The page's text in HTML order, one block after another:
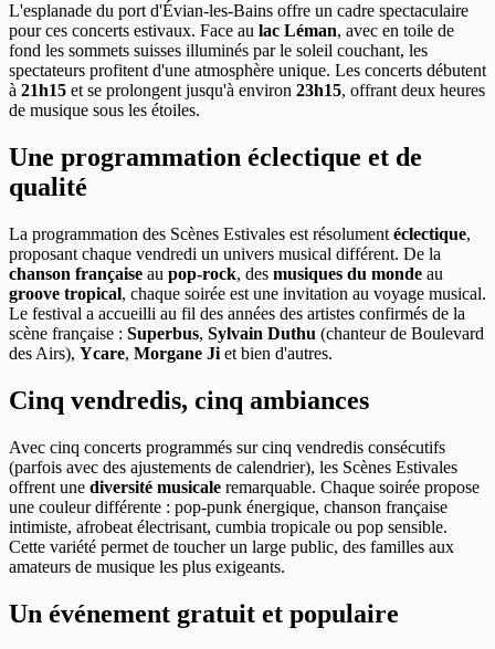
L'esplanade du port d'Évian-les-Bains offre un cadre spectaculaire
pour ces concerts estivaux. Face au lac Léman, avec en toile de
fond les sommets suisses illuminés par le soleil couchant, les
spectateurs profitent d'une atmosphère unique. Les concerts débutent
à 21h15 et se prolongent jusqu'à environ 23h15, offrant deux heures
de musique sous les étoiles.
Une programmation éclectique et de
qualité
La programmation des Scènes Estivales est résolument éclectique,
proposant chaque vendredi un univers musical différent. De la
chanson française au pop-rock, des musiques du monde au
groove tropical, chaque soirée est une invitation au voyage musical.
Le festival a accueilli au fil des années des artistes confirmés de la
scène française : Superbus, Sylvain Duthu (chanteur de Boulevard
des Airs), Ycare, Morgane Ji et bien d'autres.
Cinq vendredis, cinq ambiances
Avec cinq concerts programmés sur cinq vendredis consécutifs
(parfois avec des ajustements de calendrier), les Scènes Estivales
offrent une diversité musicale remarquable. Chaque soirée propose
une couleur différente : pop-punk énergique, chanson française
intimiste, afrobeat électrisant, cumbia tropicale ou pop sensible.
Cette variété permet de toucher un large public, des familles aux
amateurs de musique les plus exigeants.
Un événement gratuit et populaire